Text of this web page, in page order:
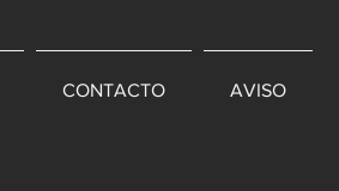
CONTACTO AVISO